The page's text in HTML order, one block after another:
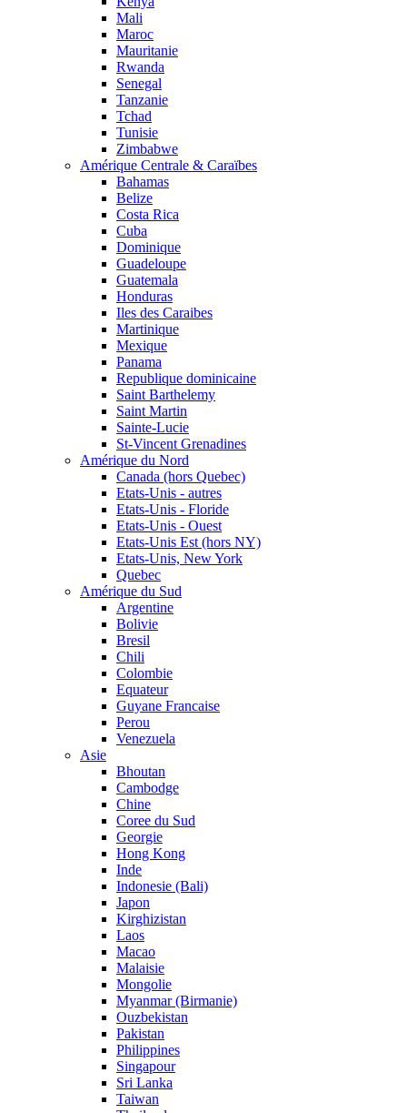
Mali
Maroc
Mauritanie
Rwanda
Senegal
Tanzanie
Tchad
Tunisie
Zimbabwe
Amérique Centrale & Caraïbes
Bahamas
Belize
Costa Rica
Cuba
Dominique
Guadeloupe
Guatemala
Honduras
Iles des Caraibes
Martinique
Mexique
Panama
Republique dominicaine
Saint Barthelemy
Saint Martin
Sainte-Lucie
St-Vincent Grenadines
Amérique du Nord
Canada (hors Quebec)
Etats-Unis - autres
Etats-Unis - Floride
Etats-Unis - Ouest
Etats-Unis Est (hors NY)
Etats-Unis, New York
Quebec
Amérique du Sud
Argentine
Bolivie
Bresil
Chili
Colombie
Equateur
Guyane Francaise
Perou
Venezuela
Asie
Bhoutan
Cambodge
Chine
Coree du Sud
Georgie
Hong Kong
Inde
Indonesie (Bali)
Japon
Kirghizistan
Laos
Macao
Malaisie
Mongolie
Myanmar (Birmanie)
Ouzbekistan
Pakistan
Philippines
Singapour
Sri Lanka
Taiwan